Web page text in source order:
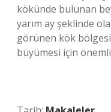
kökünde bulunan
yarım ay şeklinde
görünen kök
büyümesi için